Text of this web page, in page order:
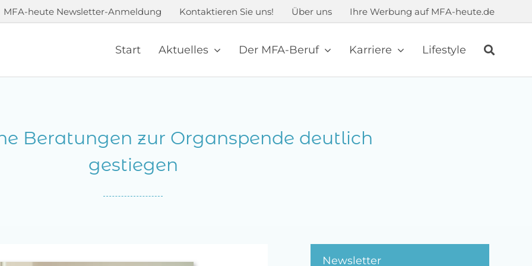
MFA-heute Newsletter-Anmeldung Kontaktieren Sie uns! Über uns Ihre Werbung auf MFA-heute.de
Start Aktuelles Der MFA-Beruf Karriere Lifestyle
Beratungen zur Organspende deutlich
gestiegen
Newsletter